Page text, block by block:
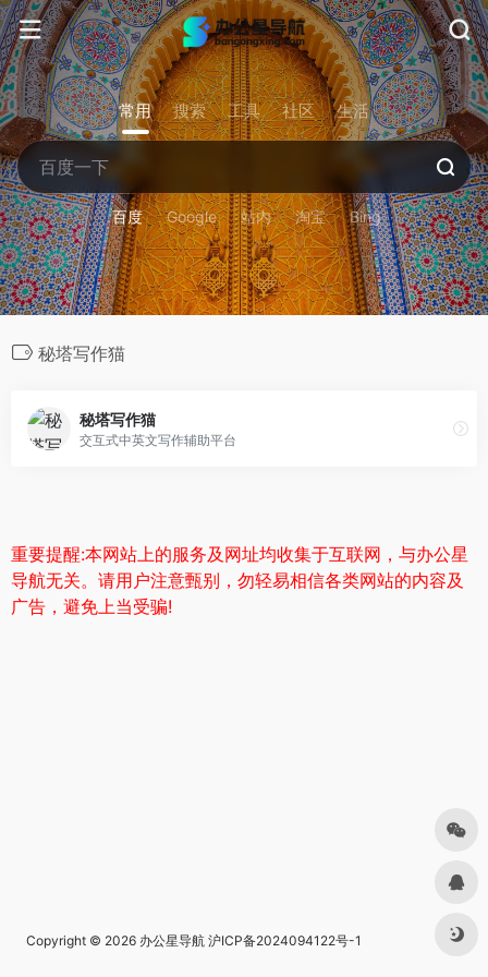
常用 搜索 工具 社区 生活
百度 Google 站内 淘宝 Bing
秘塔写作猫
秘塔写作猫
交互式中英文写作辅助平台
重要提醒:本网站上的服务及网址均收集于互联网，与办公星
导航无关。请用户注意甄别，勿轻易相信各类网站的内容及
广告，避免上当受骗!
Copyright © 2026 办公星导航 沪ICP备2024094122号-1